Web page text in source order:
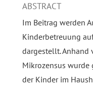
ABSTRACT
Im Beitrag werden
Kinderbetreuung
dargestellt. Anhand
Mikrozensus wurde
der Kinder im